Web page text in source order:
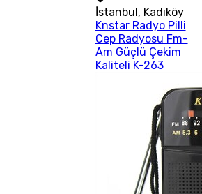
İstanbul , Kadıköy
Knstar Radyo Pilli
Cep Radyosu Fm-
Am Güçlü Çekim
Kaliteli K-263